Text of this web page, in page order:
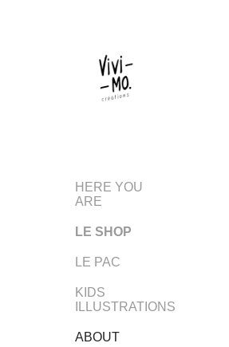
HERE YOU
ARE
LE SHOP
LE PAC
KIDS
ILLUSTRATIONS
ABOUT